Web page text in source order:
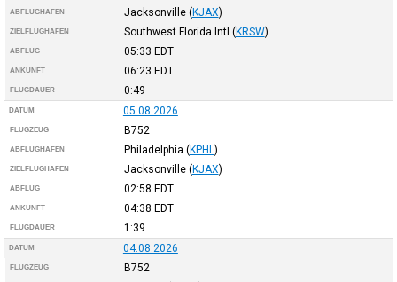
ABFLUGHAFEN Jacksonville (KJAX)
ZIELFLUGHAFEN Southwest Florida Intl (KRSW)
ABFLUG 05:33 EDT
ANKUNFT 06:23 EDT
FLUGDAUER 0:49
DATUM 05.08.2026
FLUGZEUG B752
ABFLUGHAFEN Philadelphia (KPHL )
ZIELFLUGHAFEN Jacksonville (KJAX)
ABFLUG 02:58 EDT
ANKUNFT 04:38 EDT
FLUGDAUER 1:39
DATUM 04.08.2026
FLUGZEUG
B752